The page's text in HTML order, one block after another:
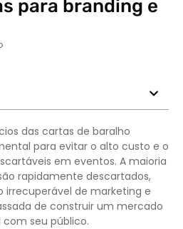
para branding e
das cartas de baralho
para evitar o alto custo e o
​​em eventos. A maioria
rapidamente descartados,
de marketing e
de construir um mercado
seu público.